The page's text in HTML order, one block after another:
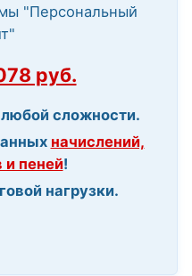
"Персональный
руб.
сложности.
начислений,
пеней!
нагрузки.